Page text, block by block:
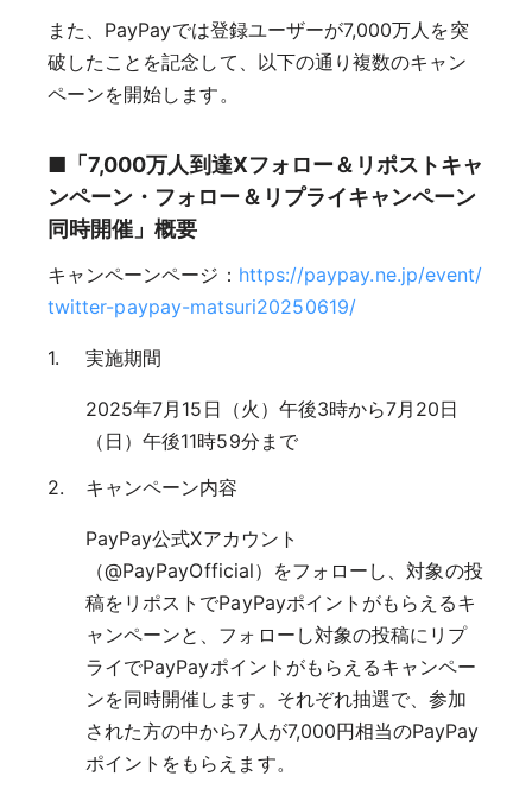
また、PayPayでは登録ユーザーが7,000万人を突
破したことを記念して、以下の通り複数のキャン
ペーンを開始します。
■「7,000万人到達Xフォロー＆リポストキャ
ンペーン・フォロー＆リプライキャンペーン
同時開催」概要
キャンペーンページ： https://paypay.ne.jp/event/
twitter-paypay-matsuri20250619/
実施期間
2025年7月15日（火）午後3時から7月20日
（日）午後11時59分まで
キャンペーン内容
PayPay公式Xアカウント
（@PayPayOfficial）をフォローし、対象の投
稿をリポストでPayPayポイントがもらえるキ
ャンペーンと、フォローし対象の投稿にリプ
ライでPayPayポイントがもらえるキャンペー
ンを同時開催します。それぞれ抽選で、参加
された方の中から7人が7,000円相当のPayPay
ポイントをもらえます。